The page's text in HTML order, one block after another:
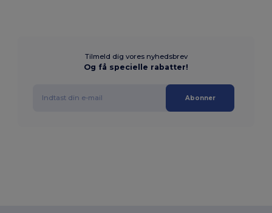
Tilmeld dig vores nyhedsbrev
Og få specielle rabatter!
Abonner